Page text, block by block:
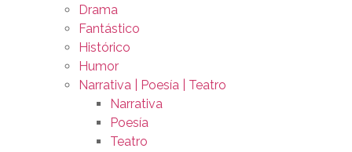
Drama
Fantástico
Histórico
Humor
Narrativa | Poesía | Teatro
Narrativa
Poesía
Teatro